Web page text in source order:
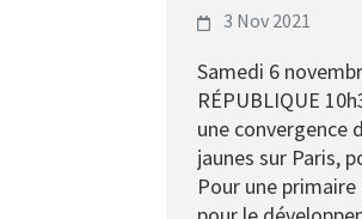
3 Nov 2021
Samedi 6
RÉPUBLIQUE
une convergence
jaunes sur Paris,
Pour une